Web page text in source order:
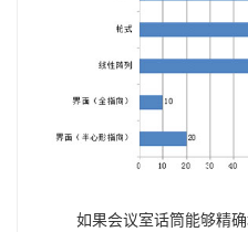
如果会议室话筒能够精确